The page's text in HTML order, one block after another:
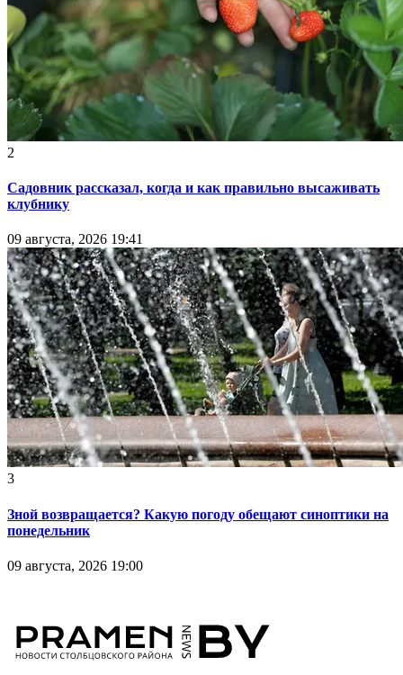
2
Садовник рассказал, когда и как правильно высаживать
клубнику
09 августа, 2026 19:41
3
Зной возвращается? Какую погоду обещают синоптики на
понедельник
09 августа, 2026 19:00